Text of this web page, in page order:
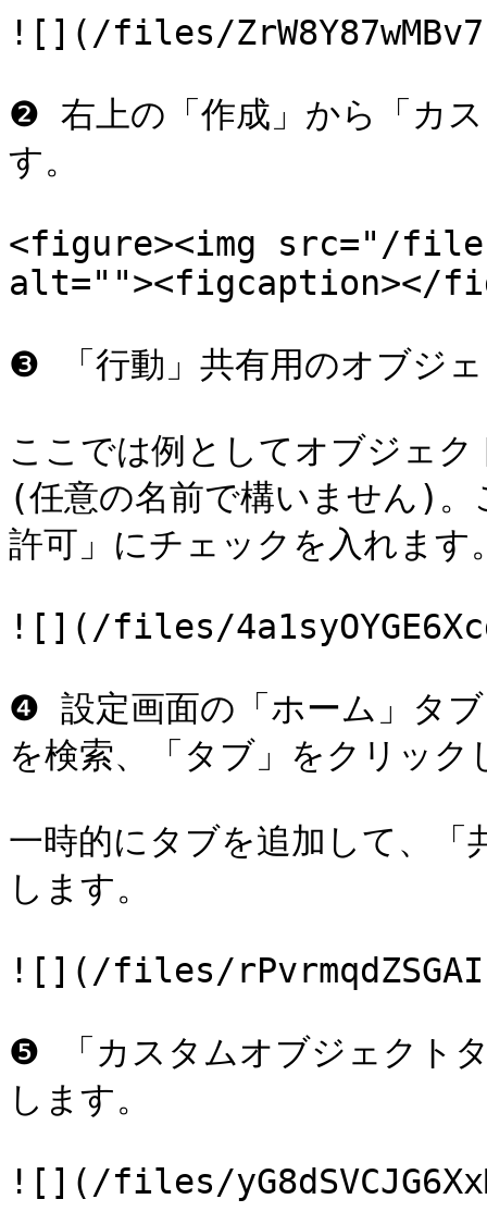
![](/files/
❷ 右上の「作成」から「カ
す。
<figure><img src="/files/
alt=""><figcaption></
❸ 「行動」共有用のオブジ
ここでは例としてオブジェ
(任意の名前で構いません)。
許可」にチェックを入れます
![](/files/
❹ 設定画面の「ホーム」タ
を検索、「タブ」をクリック
一時的にタブを追加して、
します。
![](/files/
❺ 「カスタムオブジェクト
します。
![](/files/